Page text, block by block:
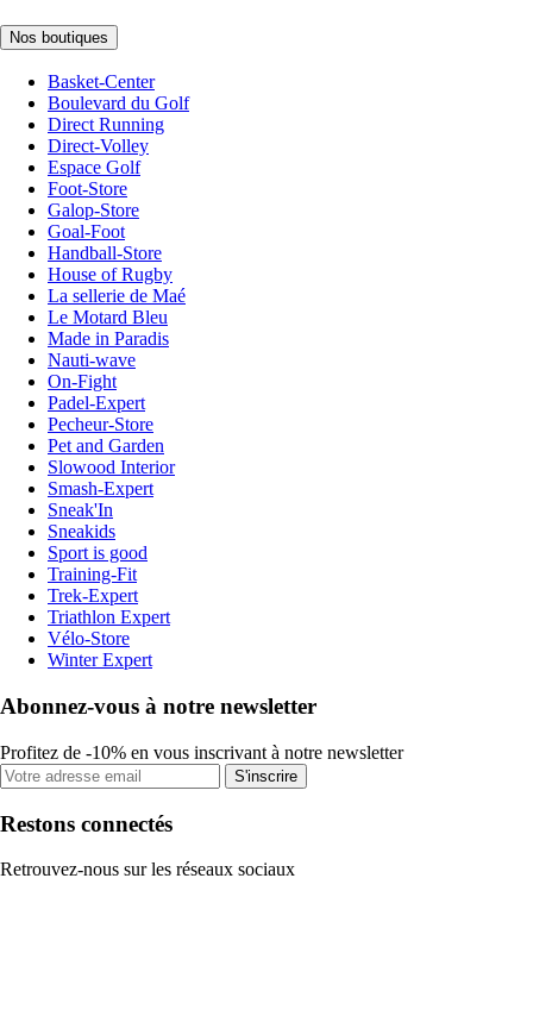
Nos boutiques
Basket-Center
Boulevard du Golf
Direct Running
Direct-Volley
Espace Golf
Foot-Store
Galop-Store
Goal-Foot
Handball-Store
House of Rugby
La sellerie de Maé
Le Motard Bleu
Made in Paradis
Nauti-wave
On-Fight
Padel-Expert
Pecheur-Store
Pet and Garden
Slowood Interior
Smash-Expert
Sneak'In
Sneakids
Sport is good
Training-Fit
Trek-Expert
Triathlon Expert
Vélo-Store
Winter Expert
Abonnez-vous à notre newsletter
Profitez de -10% en vous inscrivant à notre newsletter
S'inscrire
Restons connectés
Retrouvez-nous sur les réseaux sociaux